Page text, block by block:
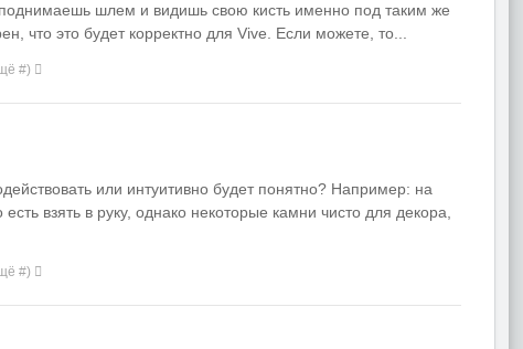
шлем и видишь свою кисть именно под таким же
что это будет корректно для Vive. Если можете, то...
#)
или интуитивно будет понятно? Например: на
взять в руку, однако некоторые камни чисто для декора,
#)